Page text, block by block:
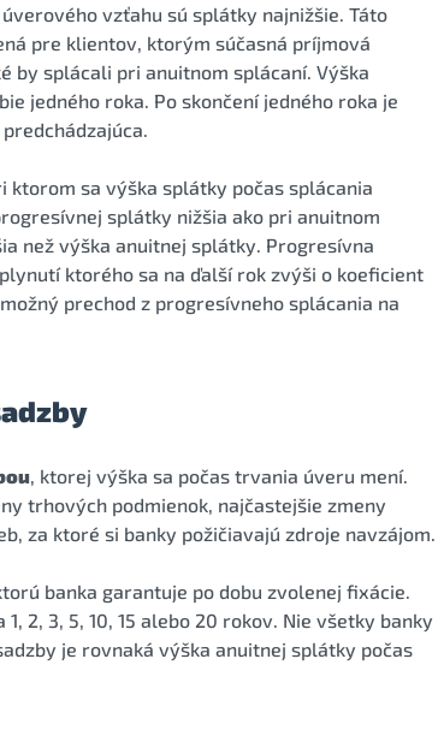
vzťahu sú splátky najnižšie. Táto
pre klientov, ktorým súčasná príjmová
by splácali pri anuitnom splácaní. Výška
jedného roka. Po skončení jedného roka je
ktorom sa výška splátky počas splácania
splátky nižšia ako pri anuitnom
než výška anuitnej splátky. Progresívna
ktorého sa na ďalší rok zvýši o koeficient
prechod z progresívneho splácania na
, ktorej výška sa počas trvania úveru mení.
trhových podmienok, najčastejšie zmeny
za ktoré si banky požičiavajú zdroje navzájom.
banka garantuje po dobu zvolenej fixácie.
2, 3, 5, 10, 15 alebo 20 rokov. Nie všetky banky
je rovnaká výška anuitnej splátky počas